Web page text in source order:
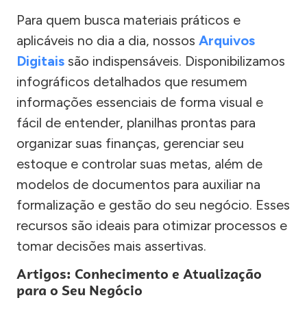
Para quem busca materiais práticos e
aplicáveis no dia a dia, nossos Arquivos
Digitais são indispensáveis. Disponibilizamos
infográficos detalhados que resumem
informações essenciais de forma visual e
fácil de entender, planilhas prontas para
organizar suas finanças, gerenciar seu
estoque e controlar suas metas, além de
modelos de documentos para auxiliar na
formalização e gestão do seu negócio. Esses
recursos são ideais para otimizar processos e
tomar decisões mais assertivas.
Artigos: Conhecimento e Atualização
para o Seu Negócio